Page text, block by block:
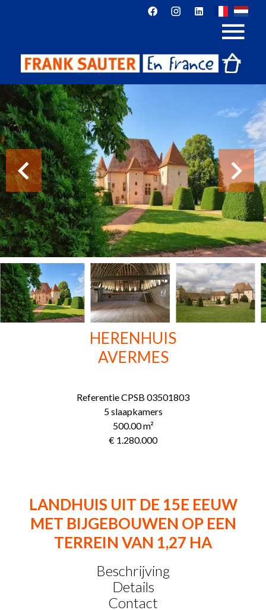
HERENHUIS
AVERMES
ReferentieCPSB 03501803
5 slaapkamers
500.00m²
€ 1.280.000
LANDHUIS UIT DE 15E EEUW
MET BIJGEBOUWEN OP EEN
TERREIN VAN 1,27 HA
Beschrijving
Details
Contact